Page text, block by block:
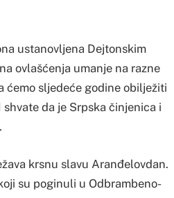
ustanovljena Dejtonskim
ovlašćenja umanje na razne
ćemo sljedeće godine obilježiti
da je Srpska činjenica i
krsnu slavu Aranđelovdan.
su poginuli u Odbrambeno-